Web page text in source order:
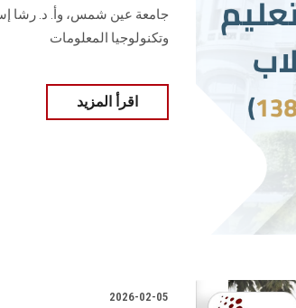
جامعة عين شمس، وأ. د. ‏رشا
وتكنولوجيا المعلومات
اقرأ المزيد
2026-02-05